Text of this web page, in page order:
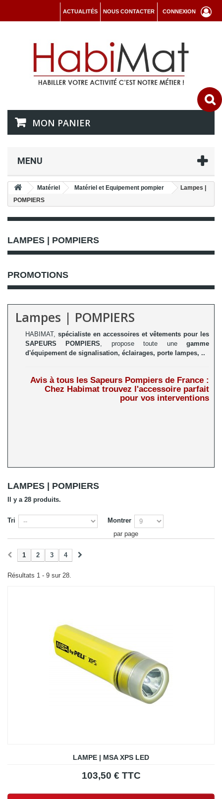
CONNEXION
NOUS CONTACTER
ACTUALITÉS
MON PANIER
MENU
Matériel Matériel et Equipement pompier
Lampes |
POMPIERS
LAMPES | POMPIERS
PROMOTIONS
Lampes | POMPIERS
HABIMAT, spécialiste en accessoires et vêtements pour les
SAPEURS POMPIERS, propose toute unegamme
d'équipement de signalisation, éclairages, porte lampes, ..
Avis à tous les Sapeurs Pompiers de France :
Chez Habimat trouvez l'accessoire parfait
pour vos interventions
LAMPES | POMPIERS
Il y a 28 produits.
Tri
Montrer
par page
1 2 3 4
Résultats 1 - 9 sur 28.
LAMPE | MSA XPS LED
103,50 € TTC